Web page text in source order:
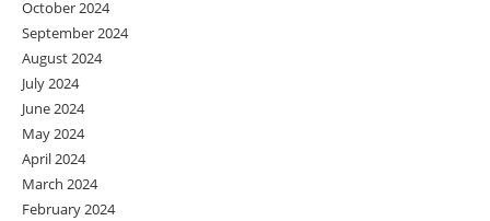
October 2024
September 2024
August 2024
July 2024
June 2024
May 2024
April 2024
March 2024
February 2024